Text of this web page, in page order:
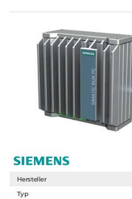
Hersteller
Typ